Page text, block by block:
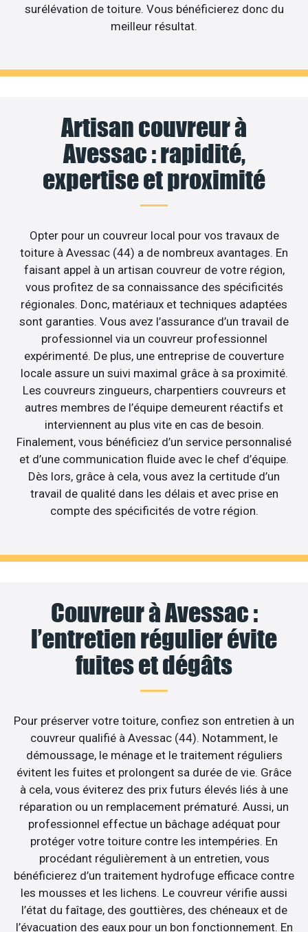
surélévation de toiture. Vous bénéficierez donc du
meilleur résultat.
Artisan couvreur à
Avessac : rapidité,
expertise et proximité
Opter pour un couvreur local pour vos travaux de
toiture à Avessac (44) a de nombreux avantages. En
faisant appel à un artisan couvreur de votre région,
vous profitez de sa connaissance des spécificités
régionales. Donc, matériaux et techniques adaptées
sont garanties. Vous avez l’assurance d’un travail de
professionnel via un couvreur professionnel
expérimenté. De plus, une entreprise de couverture
locale assure un suivi maximal grâce à sa proximité.
Les couvreurs zingueurs, charpentiers couvreurs et
autres membres de l’équipe demeurent réactifs et
interviennent au plus vite en cas de besoin.
Finalement, vous bénéficiez d’un service personnalisé
et d’une communication fluide avec le chef d’équipe.
Dès lors, grâce à cela, vous avez la certitude d’un
travail de qualité dans les délais et avec prise en
compte des spécificités de votre région.
Couvreur à Avessac :
l’entretien régulier évite
fuites et dégâts
Pour préserver votre toiture, confiez son entretien à un
couvreur qualifié à Avessac (44). Notamment, le
démoussage, le ménage et le traitement réguliers
évitent les fuites et prolongent sa durée de vie. Grâce
à cela, vous éviterez des prix futurs élevés liés à une
réparation ou un remplacement prématuré. Aussi, un
professionnel effectue un bâchage adéquat pour
protéger votre toiture contre les intempéries. En
procédant régulièrement à un entretien, vous
bénéficierez d’un traitement hydrofuge efficace contre
les mousses et les lichens. Le couvreur vérifie aussi
l’état du faîtage, des gouttières, des chéneaux et de
l’évacuation des eaux pour un bon fonctionnement. En